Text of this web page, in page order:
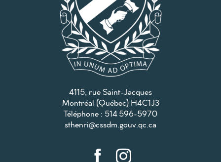
4115, rue Saint-Jacques
Montréal (Québec) H4C1J3
Téléphone : 514 596-5970
sthenri@cssdm.gouv.qc.ca